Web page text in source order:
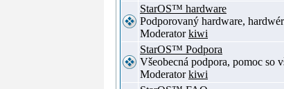
StarOS™ hardware
Podporovaný hardware,
Moderatorkiwi
StarOS™ Podpora
Všeobecná podpora, pomoc so
Moderatorkiwi